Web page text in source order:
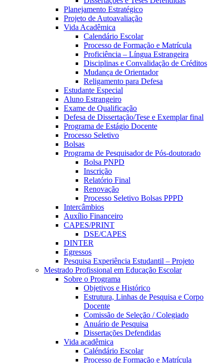
Planejamento Estratégico
Projeto de Autoavaliação
Vida Acadêmica
Calendário Escolar
Processo de Formação e Matrícula
Proficiência – Língua Estrangeira
Disciplinas e Convalidação de Créditos
Mudança de Orientador
Religamento para Defesa
Estudante Especial
Aluno Estrangeiro
Exame de Qualificação
Defesa de Dissertação/Tese e Exemplar final
Programa de Estágio Docente
Processo Seletivo
Bolsas
Programa de Pesquisador de Pós-doutorado
Bolsa PNPD
Inscrição
Relatório Final
Renovação
Processo Seletivo Bolsas PPPD
Intercâmbios
Auxílio Financeiro
CAPES/PRINT
DSE/CAPES
DINTER
Egressos
Pesquisa Experiência Estudantil – Projeto
Mestrado Profissional em Educação Escolar
Sobre o Programa
Objetivos e Histórico
Estrutura, Linhas de Pesquisa e Corpo
Docente
Comissão de Seleção / Colegiado
Anuário de Pesquisa
Dissertações Defendidas
Vida acadêmica
Caléndário Escolar
Processo de Formação e Matrícula